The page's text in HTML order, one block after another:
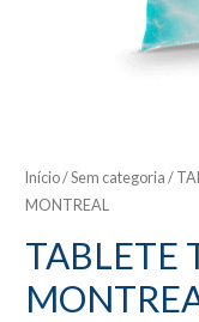
Início/Sem categoria /
MONTREAL
TABLETE